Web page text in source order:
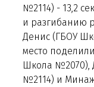
№2114) - 13,2
и разгибанию
Денис (ГБОУ
место
Школа №2070),
№2114) и